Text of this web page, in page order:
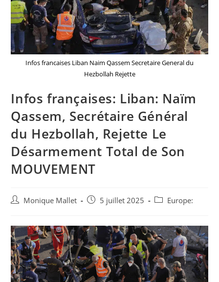
Infos francaises Liban Naim Qassem Secretaire General du
Hezbollah Rejette
Infos françaises: Liban: Naïm
Qassem, Secrétaire Général
du Hezbollah, Rejette Le
Désarmement Total de Son
MOUVEMENT
Auteur/autrice
publication :
Monique Mallet
Post5 juillet 2025
PostEurope: